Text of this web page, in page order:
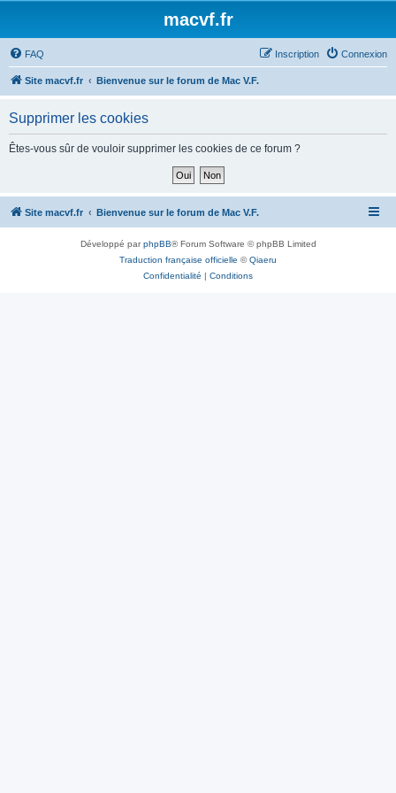
macvf.fr
FAQ Connexion
Inscription
Site macvf.fr Bienvenue sur le forum de Mac V.F.
Supprimer les cookies
Êtes-vous sûr de vouloir supprimer les cookies de ce forum ?
Site macvf.fr Bienvenue sur le forum de Mac V.F.
Développé parphpBB® Forum Software © phpBB Limited
Traduction française officielle ©Qiaeru
Confidentialité | Conditions